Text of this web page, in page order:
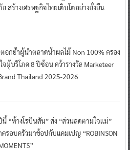
สร้างเศรษฐกิจไทยเติบโตอย่างยั่งยืน
ตอกย้ำผู้นำตลาดน้ำผลไม้ Non 100% ครอง
จผู้บริโภค 8 ปีซ้อน คว้ารางวัล Marketeer
Thailand 2025-2026
“ห้างโรบินสัน” ส่ง “ส่วนลดตามใจแม่”
รอบครัวมาช้อปกับแคมเปญ “ROBINSON